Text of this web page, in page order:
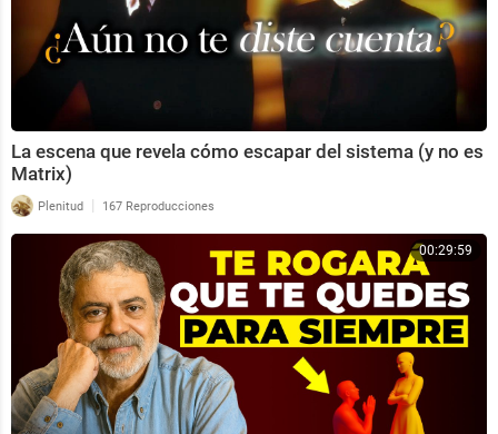
La escena que revela cómo escapar del sistema (y no es
Matrix)
Plenitud | 167 Reproducciones
00:29:59